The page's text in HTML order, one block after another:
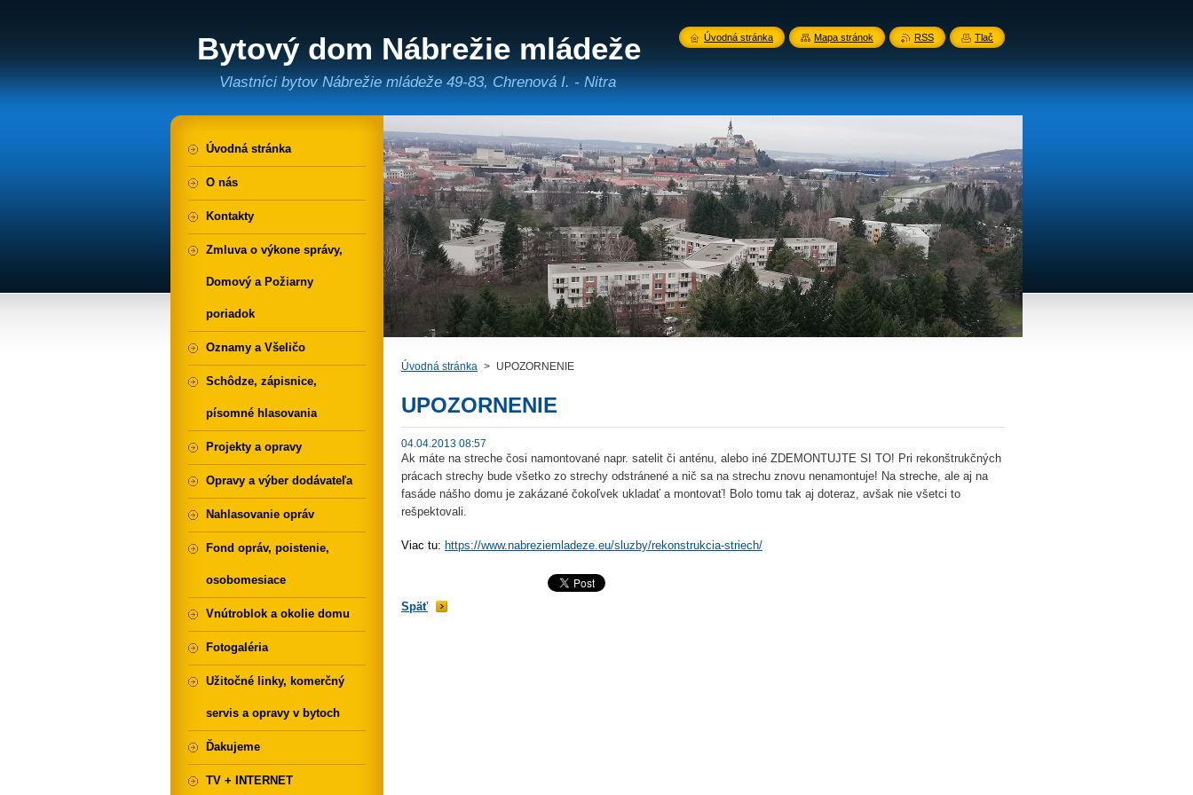
Bytový dom Nábrežie mládeže
49-83
Vlastníci bytov Nábrežie mládeže 49-83, Chrenová I. - Nitra
Úvodná stránka > UPOZORNENIE
UPOZORNENIE
04.04.2013 08:57
Ak máte na streche čosi namontované napr. satelit či anténu, alebo iné ZDEMONTUJTE SI TO! Pri rekonštrukčných
prácach strechy bude všetko zo strechy odstránené a nič sa na strechu znovu nenamontuje! Na streche, ale aj na
fasáde nášho domu je zakázané čokoľvek ukladať a montovať! Bolo tomu tak aj doteraz, avšak nie všetci to
rešpektovali.
Viac tu: https://www.nabreziemladeze.eu/sluzby/rekonstrukcia-striech/
Späť
Úvodná stránka
O nás
Kontakty
Zmluva o výkone správy,
Domový a Požiarny
poriadok
Oznamy a Všeličo
Schôdze, zápisnice,
písomné hlasovania
Projekty a opravy
Opravy a výber dodávateľa
Nahlasovanie opráv
Fond opráv, poistenie,
osobomesiace
Vnútroblok a okolie domu
Fotogaléria
Užitočné linky, komerčný
servis a opravy v bytoch
Ďakujeme
TV + INTERNET
Úvodná stránka Mapa stránok RSS Tlač